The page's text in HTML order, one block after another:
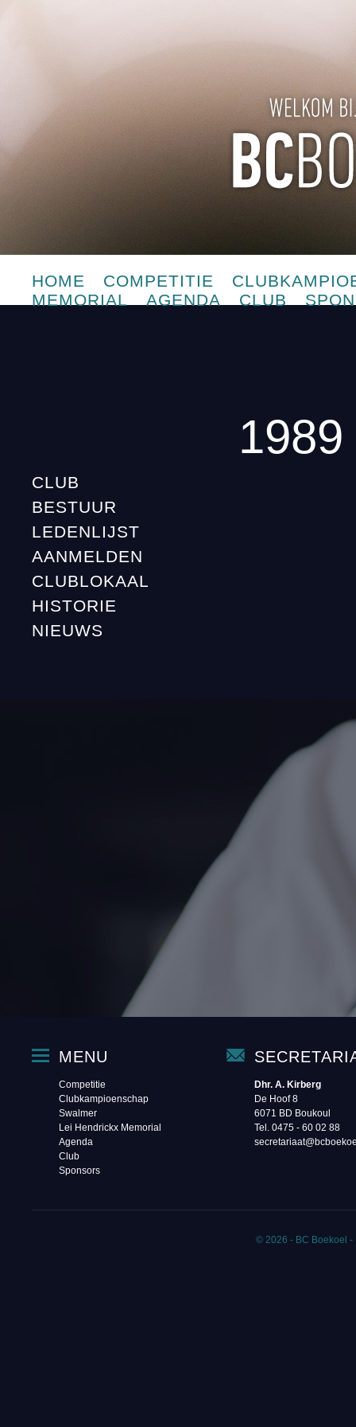
HOME COMPETITIE
MEMORIAL
AGENDA CLUB
CLUB
BESTUUR
LEDENLIJST
AANMELDEN
CLUBLOKAAL
HISTORIE
NIEUWS
1989
MENU
Competitie
Clubkampioenschap
Swalmer
Lei Hendrickx Memorial
Agenda
Club
Sponsors
Dhr. A. Kirberg
De Hoof 8
6071 BD Boukoul
Tel. 0475 - 60 02 88‬
© 2026 - BC Boekoel